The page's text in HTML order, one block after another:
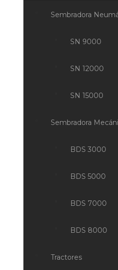
Sembradora
SN 9000
SN 12000
SN 15000
Sembradora
BDS 3000
BDS 5000
BDS 7000
BDS 8000
Tractores